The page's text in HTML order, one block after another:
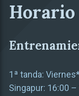
Horario
1ª tanda:
Singapur: 16:00 –